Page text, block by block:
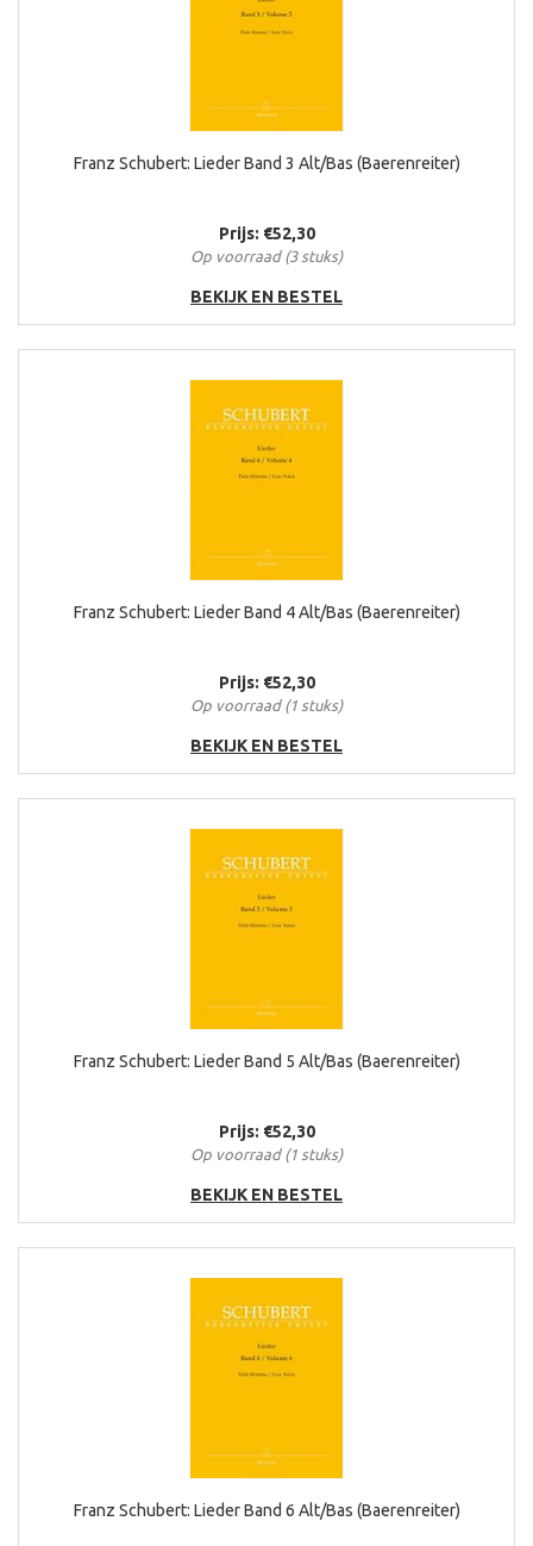
Franz Schubert: Lieder Band 3 Alt/Bas (Baerenreiter)
Prijs: €52,30
Op voorraad (3 stuks)
BEKIJK EN BESTEL
Franz Schubert: Lieder Band 4 Alt/Bas (Baerenreiter)
Prijs: €52,30
Op voorraad (1 stuks)
BEKIJK EN BESTEL
Franz Schubert: Lieder Band 5 Alt/Bas (Baerenreiter)
Prijs: €52,30
Op voorraad (1 stuks)
BEKIJK EN BESTEL
Franz Schubert: Lieder Band 6 Alt/Bas (Baerenreiter)